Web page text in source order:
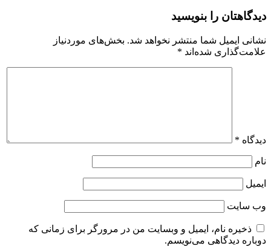
دیدگاهتان را بنویسید
نشانی ایمیل شما منتشر نخواهد شد. بخش‌های موردنیاز
علامت‌گذاری شده‌اند *
دیدگاه *
نام
ایمیل
وب‌ سایت
ذخیره نام، ایمیل و وبسایت من در مرورگر برای زمانی که
دوباره دیدگاهی می‌نویسم.